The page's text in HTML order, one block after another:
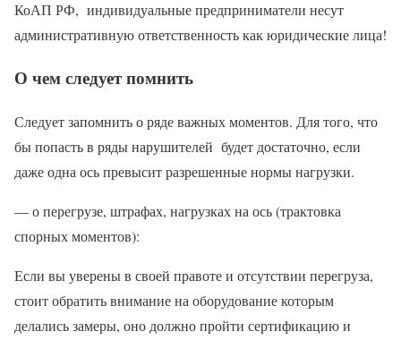
КоАП РФ, индивидуальные предприниматели несут
административную ответственность как юридические лица!
О чем следует помнить
Следует запомнить о ряде важных моментов. Для того, что
бы попасть в ряды нарушителей будет достаточно, если
даже одна ось превысит разрешенные нормы нагрузки.
— о перегрузе, штрафах, нагрузках на ось (трактовка
спорных моментов):
Если вы уверены в своей правоте и отсутствии перегруза,
стоит обратить внимание на оборудование которым
делались замеры, оно должно пройти сертификацию и